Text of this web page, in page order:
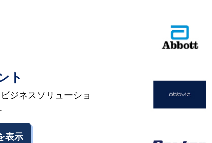
ト
ジネスソリューショ
表示